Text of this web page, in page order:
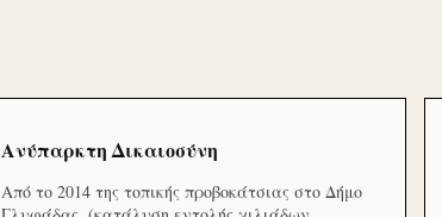
Ανύπαρκτη Δικαιοσύνη
Από το 2014 της τοπικής προβοκάτσιας στο Δήμο